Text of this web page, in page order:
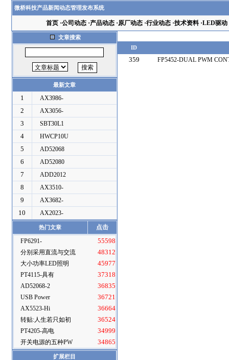
微桥科技产品新闻动态管理发布系统
首页·公司动态·产品动态·原厂动态·行业动态·技术资料·LED驱动
文章搜索
最新文章
1
AX3986-
2
AX3056-
3
SBT30L1
4
HWCP10U
5
AD52068
6
AD52080
7
ADD2012
8
AX3510-
9
AX3682-
10
AX2023-
热门文章
点击
FP6291-
55598
分别采用直流与交流
48312
大小功率LED照明
45977
PT4115-具有
37318
AD52068-2
36835
USB Power
36721
AX5523-Hi
36664
转贴:人生若只如初
36524
PT4205-高电
34999
开关电源的五种PW
34865
扩展栏目
ID
359 FP5452-DUAL PWM